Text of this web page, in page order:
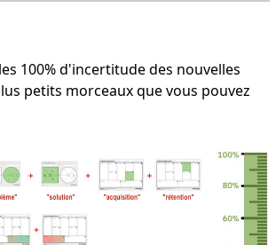
100% d'incertitude des nouvelles
petits morceaux que vous pouvez